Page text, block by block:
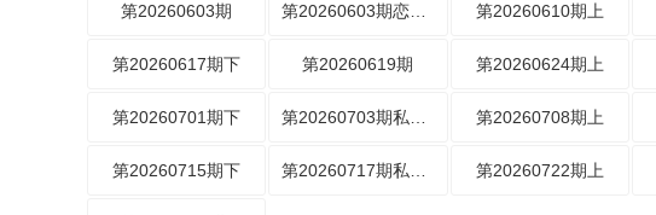
第20260603期 第20260610期上
第20260617期下 第20260619期 第20260624期上
第20260701期下 第20260708期上
第20260715期下 第20260722期上